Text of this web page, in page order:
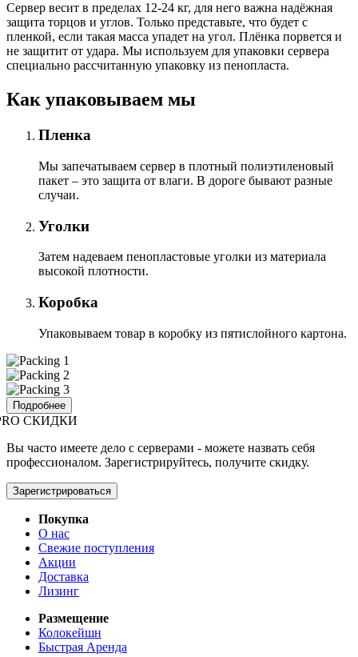
Сервер весит в пределах 12-24 кг, для него важна надёжная
защита торцов и углов. Только представьте, что будет с
пленкой, если такая масса упадет на угол. Плёнка порвется и
не защитит от удара. Мы используем для упаковки сервера
специально расcчитанную упаковку из пенопласта.
Как упаковываем мы
Пленка
Мы запечатываем сервер в плотный полиэтиленовый
пакет – это защита от влаги. В дороге бывают разные
случаи.
Уголки
Затем надеваем пенопластовые уголки из материала
высокой плотности.
Коробка
Упаковываем товар в коробку из пятислойного картона.
Подробнее
СКИДКИ
Вы часто имеете дело с серверами - можете назвать себя
профессионалом. Зарегистрируйтесь, получите скидку.
Зарегистрироваться
Покупка
О нас
Свежие поступления
Акции
Доставка
Лизинг
Размещение
Колокейшн
Быстрая Аренда